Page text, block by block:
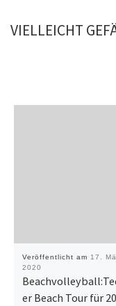
VIELLEICHT
Veröffentlicht am 17.
2020
er Beach Tour für